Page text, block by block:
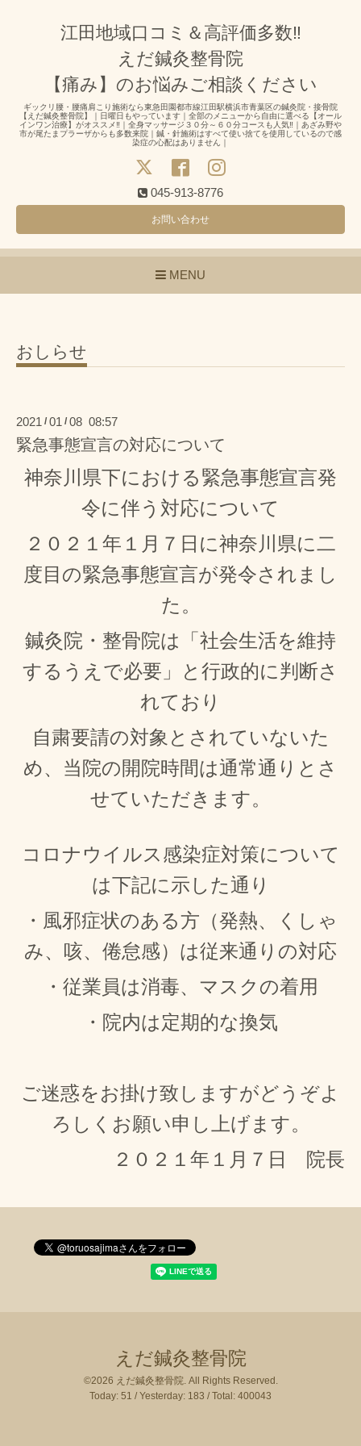
江田地域口コミ＆高評価多数‼
えだ鍼灸整骨院
【痛み】のお悩みご相談ください
ギックリ腰・腰痛肩こり施術なら東急田園都市線江田駅横浜市青葉区の鍼灸院・接骨院
【えだ鍼灸整骨院】｜日曜日もやっています｜全部のメニューから自由に選べる【オール
インワン治療】がオススメ‼｜全身マッサージ３０分～６０分コースも人気‼｜あざみ野や
市が尾たまプラーザからも多数来院｜鍼・針施術はすべて使い捨てを使用しているので感
染症の心配はありません｜
045-913-8776
お問い合わせ
MENU
おしらせ
2021 / 01 / 08 08:57
緊急事態宣言の対応について
神奈川県下における緊急事態宣言発
令に伴う対応について
２０２１年１月７日に神奈川県に二
度目の緊急事態宣言が発令されまし
た。
鍼灸院・整骨院は「社会生活を維持
するうえで必要」と行政的に判断さ
れており
自粛要請の対象とされていないた
め、当院の開院時間は通常通りとさ
せていただきます。
コロナウイルス感染症対策について
は下記に示した通り
・風邪症状のある方（発熱、くしゃ
み、咳、倦怠感）は従来通りの対応
・従業員は消毒、マスクの着用
・院内は定期的な換気
ご迷惑をお掛け致しますがどうぞよ
ろしくお願い申し上げます。
２０２１年１月７日 院長
えだ鍼灸整骨院
©2026 えだ鍼灸整骨院 . All Rights Reserved.
Today: 51 / Yesterday: 183 / Total: 400043